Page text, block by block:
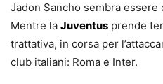
Jadon Sancho sembra essere
Mentre la Juventus prende
trattativa, in corsa per
club italiani: Roma e Inter.